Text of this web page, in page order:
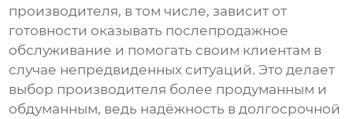
производителя, в том числе, зависит от
готовности оказывать послепродажное
обслуживание и помогать своим клиентам в
случае непредвиденных ситуаций. Это делает
выбор производителя более продуманным и
обдуманным, ведь надёжность в долгосрочной